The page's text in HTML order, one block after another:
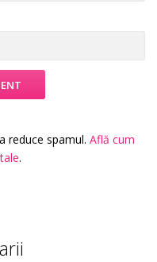
reduce spamul. Află cum
.